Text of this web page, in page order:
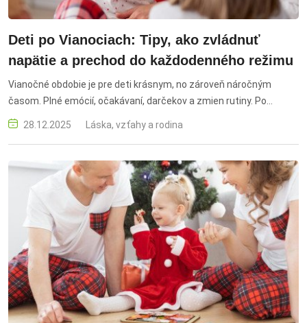
Deti po Vianociach: Tipy, ako zvládnuť
napätie a prechod do každodenného režimu
Vianočné obdobie je pre deti krásnym, no zároveň náročným
časom. Plné emócií, očakávaní, darčekov a zmien rutiny. Po
skončení sviatkov sa môže objaviť napätie, frustrácia či smútok,
keď sa deň po dni vracajú k bežnému režimu. stres detí po
zvládnuť emócie, koniec sviatkov u detí, detská motivácia po
Vianociach, pokoj po Vianociach, ako vysvetliť deťom koniec
Vianoc, relaxačné aktivity pre deti, detský stres a napätie,
zvládanie emócií u detí, deti a návrat do školy po sviatkoch, detský
emočný rozvoj, tipy pre rodičov po Vianociach, rodinné rituály po
sviatkoch, ako udržať pokoj doma po Vianociach, deti a prechod z
Vianoc do bežného režimu, podpora detí po sviatkoch, kreatívne
aktivity pre deti po Vianociach, dýchanie a relaxácia pre deti,
pohyb a hry na uvoľnenie napätia
28.12.2025 Láska, vzťahy a rodina